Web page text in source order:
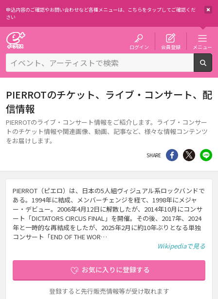
申込内容のご確認やお問い合わせなど各種メニューは、 こちらをタップしてご確認くだ
さい
ログイン 会員登録 メニュー
PIERROTのチケット、ライブ・コンサート、配
信情報
PIERROTのライブ・コンサート情報をご紹介します。ライブ・コンサー
トのチケット情報や関連画像、動画、記事など、様々な情報コンテンツ
をお届けします。
SHARE シェア Twitter
PIERROT（ピエロ）は、日本の5人組ヴィジュアル系ロックバンドで
ある。1994年に結成、メンバーチェンジを経て、1998年にメジャ
ー・デビュー。2006年4月12日に解散したが、2014年10月にコンサ
ート「DICTATORS CIRCUS FINAL」を開催。その後、2017年、2024
年と一時的な再結成をしたが、2025年2月に約10年ぶりとなる単独
コンサート「END OF THE WOR…
Wikipediaで見る
お気に入りに登録する
登録すると先行販売情報等が受け取れます